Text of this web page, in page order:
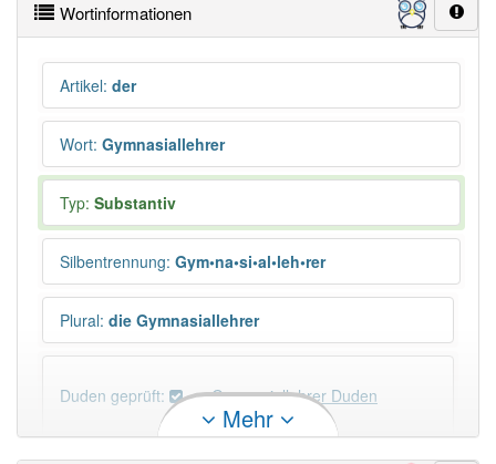
Wortinformationen
Artikel: der
Wort: Gymnasiallehrer
Typ: Substantiv
Silbentrennung: Gym•na•si•al•leh•rer
Plural: die Gymnasiallehrer
Duden geprüft: Gymnasiallehrer Duden
Mehr